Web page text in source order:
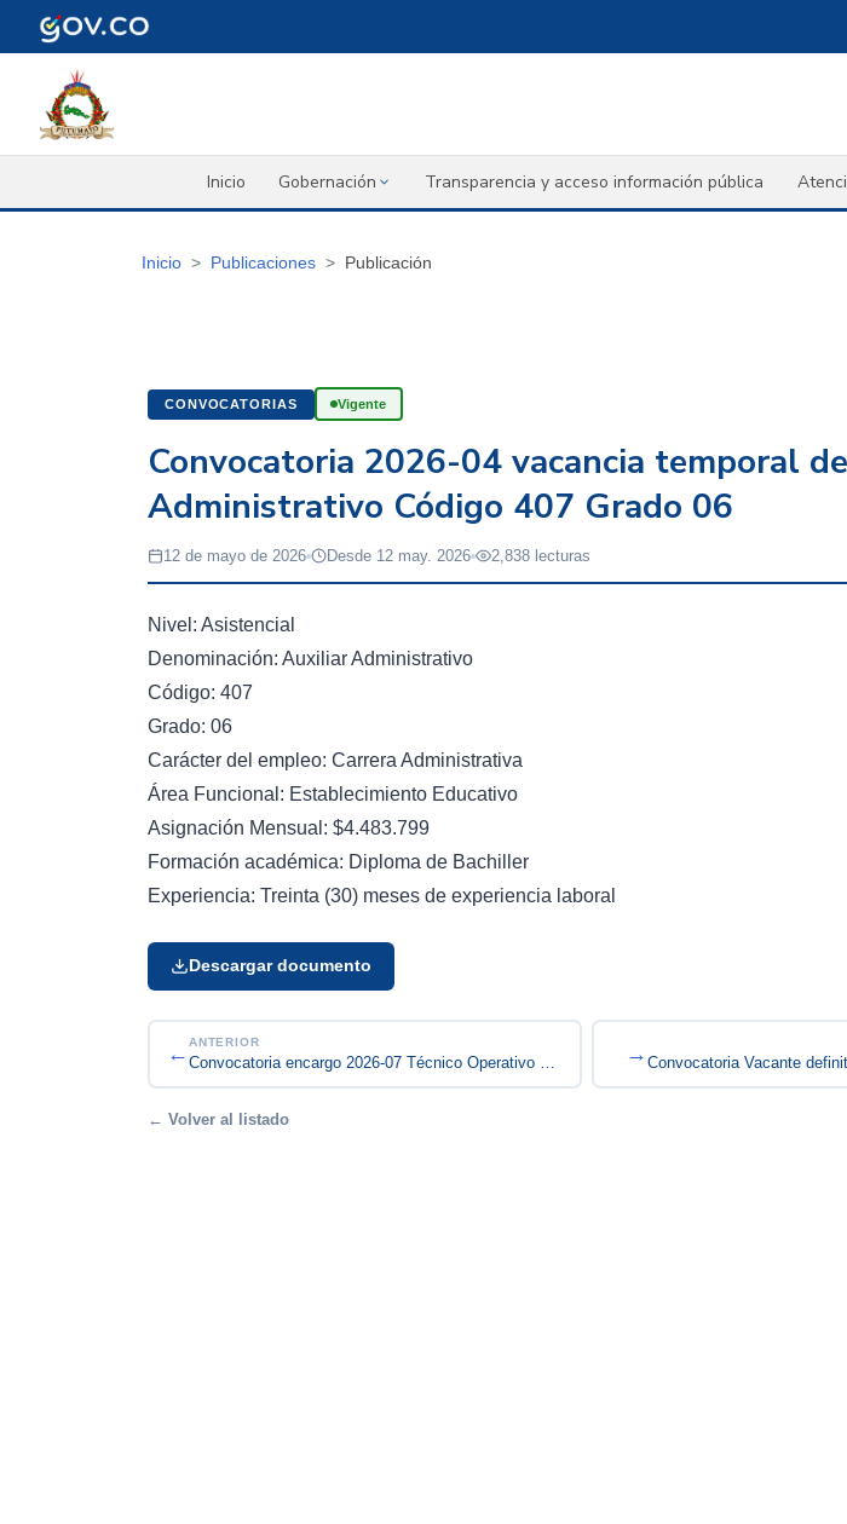
Inicio Gobernación Transparencia y acceso información pública
Inicio Publicaciones Publicación
CONVOCATORIAS Vigente
Convocatoria 2026-04 vacancia temporal
Administrativo Código 407 Grado 06
12 de mayo de 2026 Desde 12 may. 2026 2,838 lecturas
Nivel: Asistencial
Denominación: Auxiliar Administrativo
Código: 407
Grado: 06
Carácter del empleo: Carrera Administrativa
Área Funcional: Establecimiento Educativo
Asignación Mensual: $4.483.799
Formación académica: Diploma de Bachiller
Experiencia: Treinta (30) meses de experiencia laboral
Descargar documento
← ANTERIOR
Convocatoria encargo 2026-07 Técnico Operativo C... Convocatoria Vacante
→
← Volver al listado